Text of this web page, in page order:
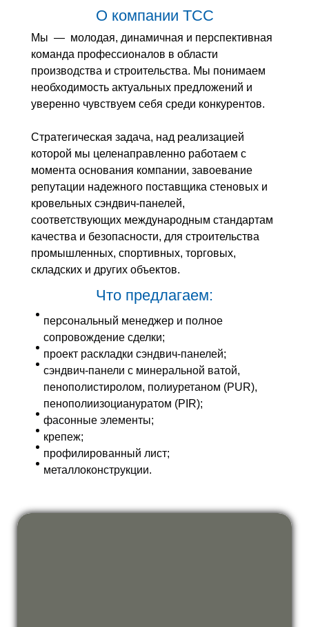
О компании ТСС
Мы — молодая, динамичная и перспективная
команда профессионалов в области
производства и строительства. Мы понимаем
необходимость актуальных предложений и
уверенно чувствуем себя среди конкурентов.
Стратегическая задача, над реализацией
которой мы целенаправленно работаем с
момента основания компании, завоевание
репутации надежного поставщика стеновых и
кровельных сэндвич-панелей,
соответствующих международным стандартам
качества и безопасности, для строительства
промышленных, спортивных, торговых,
складских и других объектов.
Что предлагаем:
персональный менеджер и полное
сопровождение сделки;
проект раскладки сэндвич-панелей;
сэндвич-панели с минеральной ватой,
пенополистиролом, полиуретаном (PUR),
пенополиизоциануратом (PIR);
фасонные элементы;
крепеж;
профилированный лист;
металлоконструкции.